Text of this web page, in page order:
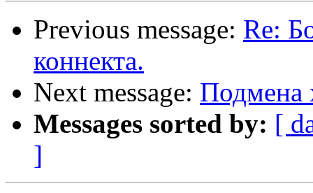
Previous message: Re:
коннекта.
Next message: Подмена
Messages sorted by: [
]